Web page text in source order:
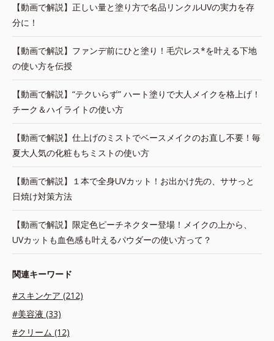
【動画で解説】正しい量と塗り方で名品リンクルUVの実力を存
分に！
【動画で解説】ファンデ前にひと塗り！毛穴レス*を叶える下地
の使い方を伝授
【動画で解説】“テクいらず” ハート塗りで大人メイクを格上げ！
チーク＆ハイライトの使い方
【動画で解説】仕上げのミストでベースメイクのお直し不要！毎
夏大人気の化粧もちミストの使い方
【動画で解説】１本で全身UVカット！お出かけ先の、ササっと
日焼け対策方法
【動画で解説】限定色ピーチネクター登場！メイクの上から、
UVカットも血色感も叶えるパウダーの使い方って？
関連キーワード
#スキンケア (212)
#美容液 (33)
#クリーム (12)